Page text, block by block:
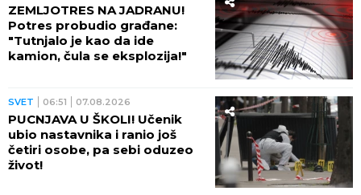
ZEMLJOTRES NA JADRANU!
Potres probudio građane:
"Tutnjalo je kao da ide
kamion, čula se eksplozija!"
SVET 06:51 07.08.2026
PUCNJAVA U ŠKOLI! Učenik
ubio nastavnika i ranio još
četiri osobe, pa sebi oduzeo
život!